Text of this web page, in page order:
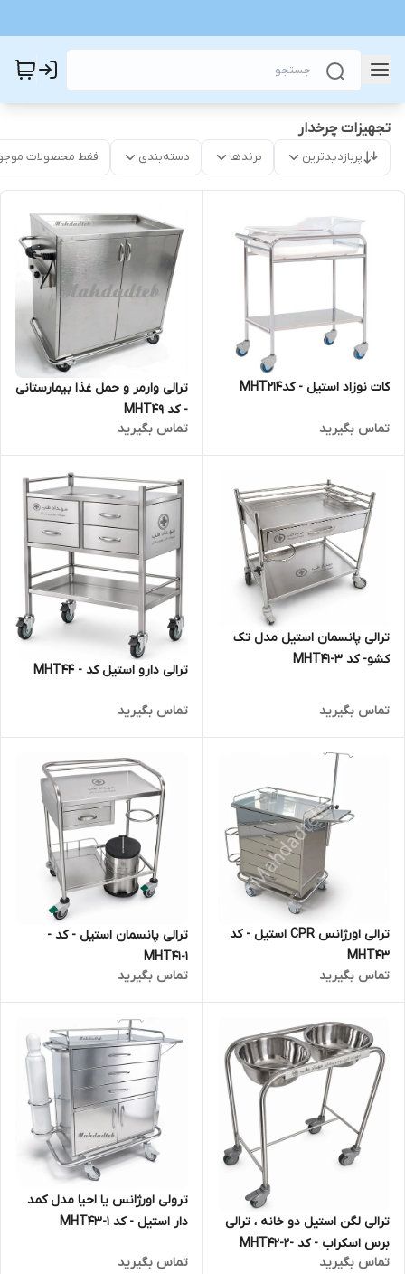
تجهیزات چرخدار
پربازدیدترین برندها دسته‌بندی فقط محصولات
کات نوزاد استیل - کدMHT214
تماس بگیرید
ترالی وارمر و حمل غذا بیمارستانی
- کد MHT49
تماس بگیرید
ترالی پانسمان استیل مدل تک
کشو- کد MHT41-3
تماس بگیرید
ترالی دارو استیل کد - MHT44
تماس بگیرید
ترالی اورژانس CPR استیل - کد
MHT43
تماس بگیرید
ترالی پانسمان استیل - کد -
MHT41-1
تماس بگیرید
ترالی لگن استیل دو خانه ، ترالی
برس اسکراب - کد -MHT42-2
تماس بگیرید
ترولی اورژانس یا احیا مدل کمد
دار استیل - کد MHT43-1
تماس بگیرید